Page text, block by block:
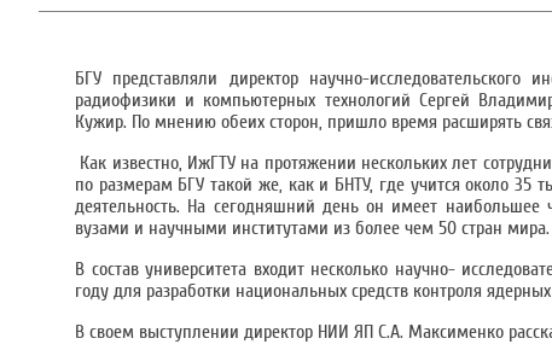
БГУ представляли директор научно-
радиофизики и компьютерных технологий Сергей
Кужир. По мнению обеих сторон, пришло время расширять
Как известно, ИжГТУ на протяжении нескольких лет
по размерам БГУ такой же, как и БНТУ, где учится около 35
деятельность. На сегодняшний день он имеет
вузами и научными институтами из более чем 50 стран мира.
В состав университета входит несколько научно-
году для разработки национальных средств контроля
В своем выступлении директор НИИ ЯП С.А. Максименко